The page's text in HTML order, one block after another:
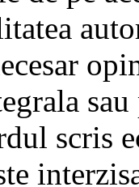
scris